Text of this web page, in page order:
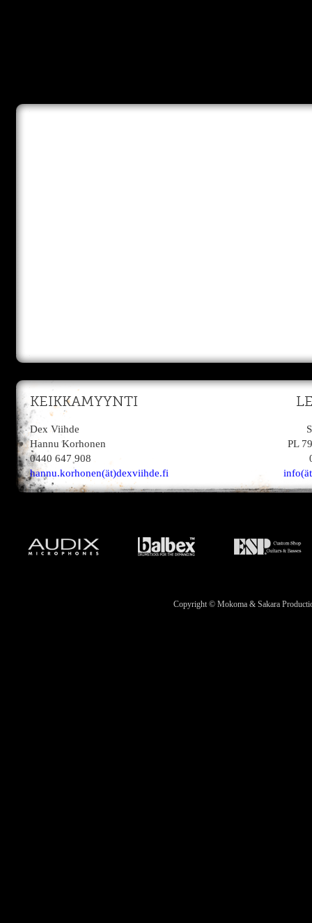
KEIKKAMYYNTI
Dex Viihde
Hannu Korhonen
0440 647 908
hannu.korhonen(ät)dexviihde.fi
PL
Copyright © Mokoma & Sakara